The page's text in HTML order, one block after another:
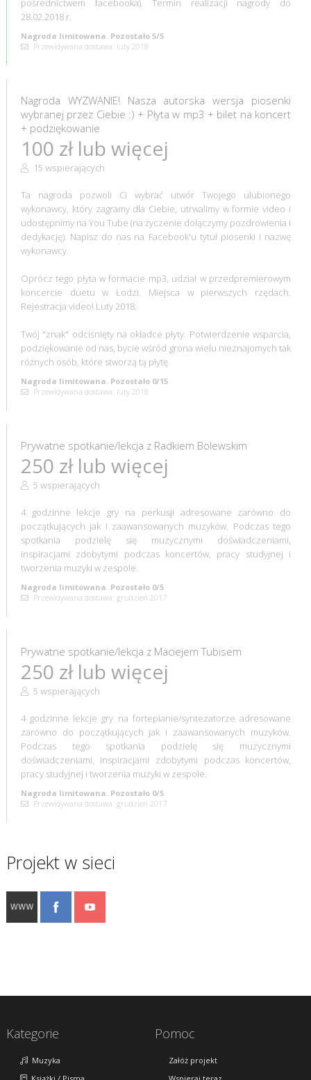
pośrednictwem facebooka). Termin realizacji nagrody do
28.02.2018 r.
Nagroda limitowana. Pozostało 5/5
Przewidywana dostawa: luty 2018
Nagroda WYZWANIE! Nasza autorska wersja piosenki
wybranej przez Ciebie :) + Płyta w mp3 + bilet na koncert
+ podziękowanie
100 zł lub więcej
15 wspierających
Ta nagroda pozwoli Ci wybrać utwór Twojego ulubionego
wykonawcy, który zagramy dla Ciebie, utrwalimy w formie video i
udostępnimy na You Tube (na życzenie dołączymy pozdrowienia i
dedykację). Napisz do nas na Facebook'u tytuł piosenki i nazwę
wykonawcy.
Oprócz tego płyta w formacie mp3, udział w przedpremierowym
koncercie duetu w Łodzi. Miejsca w pierwszych rzędach.
Rejestracja video! Luty 2018.
Twój "znak" odciśnięty na okładce płyty. Potwierdzenie wsparcia,
podziękowanie od nas, bycie wśród grona wielu nieznajomych tak
różnych osób, które stworzą tą płytę
Nagroda limitowana. Pozostało 0/15
Przewidywana dostawa: luty 2018
Prywatne spotkanie/lekcja z Radkiem Bolewskim
250 zł lub więcej
5 wspierających
4 godzinne lekcje gry na perkusji adresowane zarówno do
początkujących jak i zaawansowanych muzyków. Podczas tego
spotkania podzielę się muzycznymi doświadczeniami,
inspiracjami zdobytymi podczas koncertów, pracy studyjnej i
tworzenia muzyki w zespole.
Nagroda limitowana. Pozostało 0/5
Przewidywana dostawa: grudzień 2017
Prywatne spotkanie/lekcja z Maciejem Tubisem
250 zł lub więcej
5 wspierających
4 godzinne lekcje gry na fortepianie/syntezatorze adresowane
zarówno do początkujących jak i zaawansowanych muzyków.
Podczas tego spotkania podzielę się muzycznymi
doświadczeniami, inspiracjami zdobytymi podczas koncertów,
pracy studyjnej i tworzenia muzyki w zespole.
Nagroda limitowana. Pozostało 0/5
Przewidywana dostawa: grudzień 2017
Projekt w sieci
Kategorie
Muzyka
Pomoc
Załóż projekt